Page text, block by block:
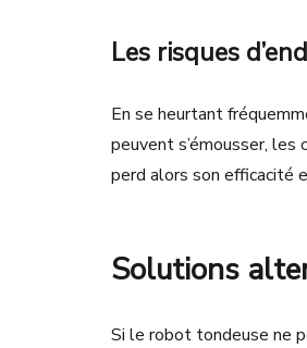
Les risques
En se heurtant
peuvent s’émousser,
perd alors son efficacité
Solutions
Si le robot tondeuse ne